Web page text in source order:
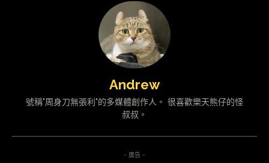
Andrew
號稱"周身刀無張利"的多媒體創作人。 很喜歡樂天熊仔的怪
叔叔。
- 廣告 -